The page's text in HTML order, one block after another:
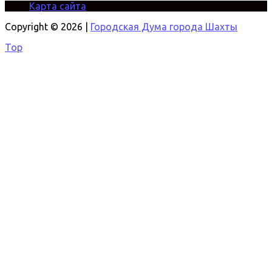
Карта сайта
Copyright © 2026 |
Городская Дума города Шахты
Top